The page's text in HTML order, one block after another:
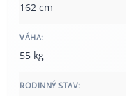
162 cm
VÁHA:
55 kg
RODINNÝ STAV: